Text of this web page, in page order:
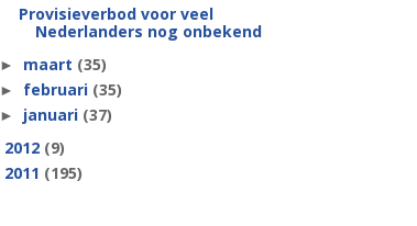
Provisieverbod voor veel
Nederlanders nog onbekend
► maart (35)
► februari (35)
► januari (37)
2012 (9)
2011 (195)